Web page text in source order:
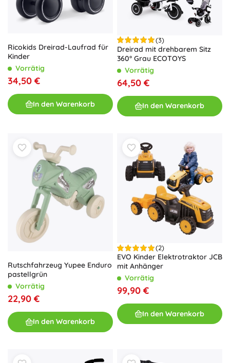
Ricokids Dreirad-Laufrad für
Kinder
Vorrätig
34,50 €
In den Warenkorb
(3)
Dreirad mit drehbarem Sitz
360° Grau ECOTOYS
Vorrätig
64,50 €
In den Warenkorb
Rutschfahrzeug Yupee Enduro
pastellgrün
Vorrätig
22,90 €
In den Warenkorb
(2)
EVO Kinder Elektrotraktor JCB
mit Anhänger
Vorrätig
99,90 €
In den Warenkorb